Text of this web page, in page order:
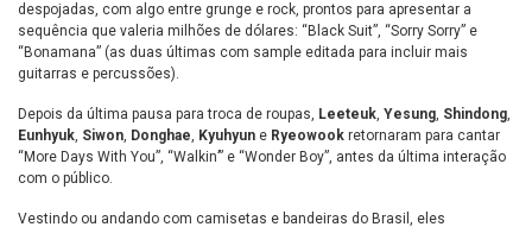
despojadas, com algo entre grunge e rock, prontos para apresentar a
sequência que valeria milhões de dólares: “Black Suit”, “Sorry Sorry” e
“Bonamana” (as duas últimas com sample editada para incluir mais
guitarras e percussões).
Depois da última pausa para troca de roupas, Leeteuk, Yesung, Shindong,
Eunhyuk, Siwon, Donghae, Kyuhyun e Ryeowook retornaram para cantar
“More Days With You”, “Walkin’” e “Wonder Boy”, antes da última interação
com o público.
Vestindo ou andando com camisetas e bandeiras do Brasil, eles